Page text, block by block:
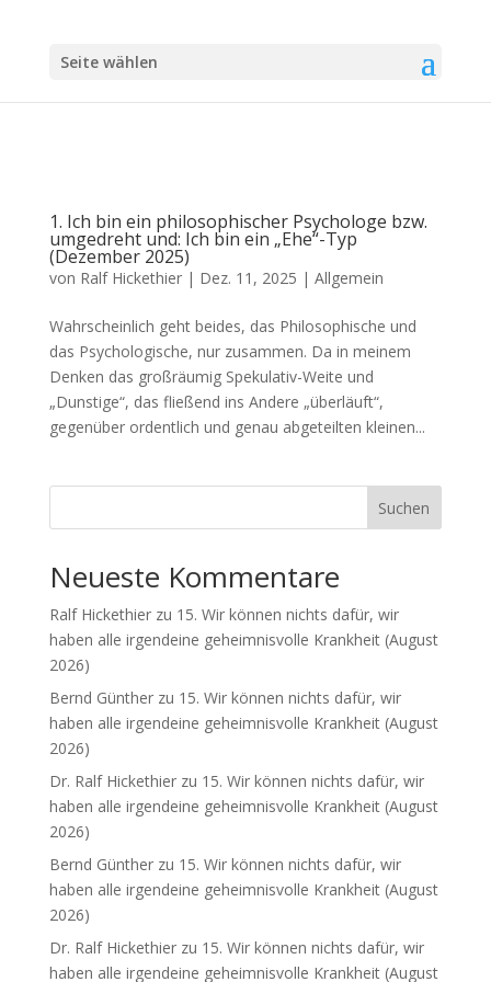
Seite wählen
1. Ich bin ein philosophischer Psychologe bzw.
umgedreht und: Ich bin ein „Ehe“-Typ
(Dezember 2025)
von Ralf Hickethier| Dez. 11, 2025 | Allgemein
Wahrscheinlich geht beides, das Philosophische und
das Psychologische, nur zusammen. Da in meinem
Denken das großräumig Spekulativ-Weite und
„Dunstige“, das fließend ins Andere „überläuft“,
gegenüber ordentlich und genau abgeteilten kleinen...
Suchen
Neueste Kommentare
Ralf Hickethierzu 15. Wir können nichts dafür, wir
haben alle irgendeine geheimnisvolle Krankheit (August
2026)
Bernd Güntherzu 15. Wir können nichts dafür, wir
haben alle irgendeine geheimnisvolle Krankheit (August
2026)
Dr. Ralf Hickethierzu 15. Wir können nichts dafür, wir
haben alle irgendeine geheimnisvolle Krankheit (August
2026)
Bernd Güntherzu 15. Wir können nichts dafür, wir
haben alle irgendeine geheimnisvolle Krankheit (August
2026)
Dr. Ralf Hickethierzu 15. Wir können nichts dafür, wir
haben alle irgendeine geheimnisvolle Krankheit (August